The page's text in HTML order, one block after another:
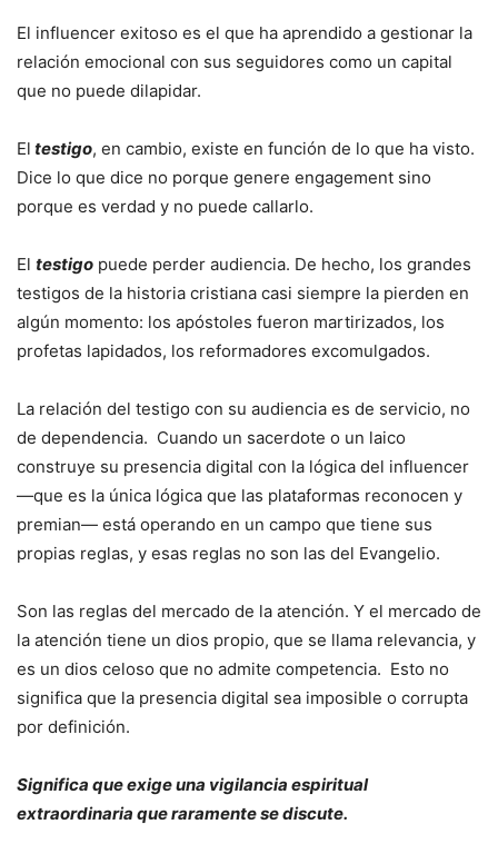
El influencer exitoso es el que ha aprendido a gestionar la
relación emocional con sus seguidores como un capital
que no puede dilapidar.
El testigo, en cambio, existe en función de lo que ha visto.
Dice lo que dice no porque genere engagement sino
porque es verdad y no puede callarlo.
El testigo puede perder audiencia. De hecho, los grandes
testigos de la historia cristiana casi siempre la pierden en
algún momento: los apóstoles fueron martirizados, los
profetas lapidados, los reformadores excomulgados.
La relación del testigo con su audiencia es de servicio, no
de dependencia. Cuando un sacerdote o un laico
construye su presencia digital con la lógica del influencer
—que es la única lógica que las plataformas reconocen y
premian— está operando en un campo que tiene sus
propias reglas, y esas reglas no son las del Evangelio.
Son las reglas del mercado de la atención. Y el mercado de
la atención tiene un dios propio, que se llama relevancia, y
es un dios celoso que no admite competencia. Esto no
significa que la presencia digital sea imposible o corrupta
por definición.
Significa que exige una vigilancia espiritual
extraordinaria que raramente se discute.